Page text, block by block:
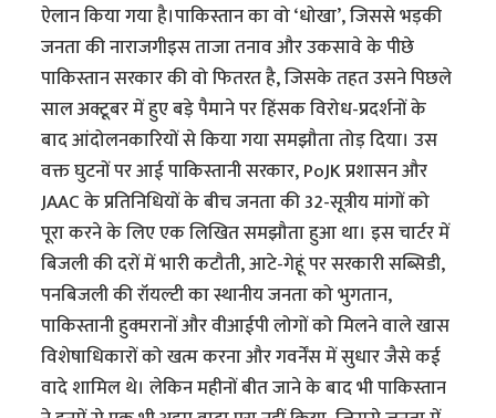
ऐलान किया गया है।पाकिस्तान का वो ‘धोखा’, जिससे भड़की
जनता की नाराजगीइस ताजा तनाव और उकसावे के पीछे
पाकिस्तान सरकार की वो फितरत है, जिसके तहत उसने पिछले
साल अक्टूबर में हुए बड़े पैमाने पर हिंसक विरोध-प्रदर्शनों के
बाद आंदोलनकारियों से किया गया समझौता तोड़ दिया। उस
वक्त घुटनों पर आई पाकिस्तानी सरकार, PoJK प्रशासन और
JAAC के प्रतिनिधियों के बीच जनता की 32-सूत्रीय मांगों को
पूरा करने के लिए एक लिखित समझौता हुआ था। इस चार्टर में
बिजली की दरों में भारी कटौती, आटे-गेहूं पर सरकारी सब्सिडी,
पनबिजली की रॉयल्टी का स्थानीय जनता को भुगतान,
पाकिस्तानी हुक्मरानों और वीआईपी लोगों को मिलने वाले खास
विशेषाधिकारों को खत्म करना और गवर्नेंस में सुधार जैसे कई
वादे शामिल थे। लेकिन महीनों बीत जाने के बाद भी पाकिस्तान